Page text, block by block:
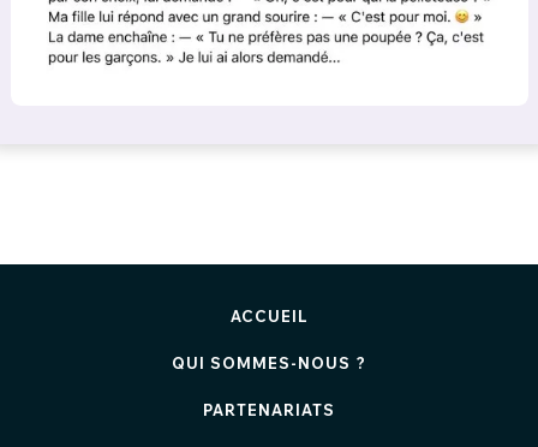
ACCUEIL
QUI SOMMES-NOUS ?
PARTENARIATS